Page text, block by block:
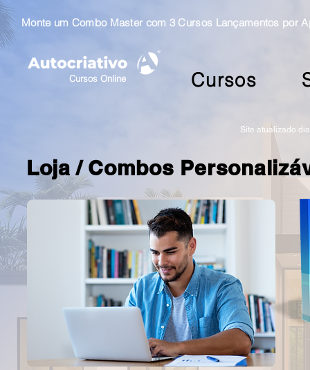
Monte um Combo Master com 3 Cursos Lançamentos por
Cursos Online Cursos
Loja /Combos
Site atualizado